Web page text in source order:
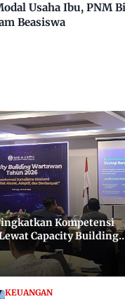
Usaha Ibu, PNM
Beasiswa
Kompetensi
Capacity Building
KEUANGAN